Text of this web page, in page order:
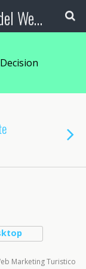
Booking Blog™ - Il blog del Web Marketing Turistico
Marketing Turistico